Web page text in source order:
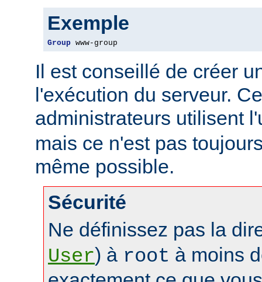
Exemple
Group www-group
Il est conseillé de créer
l'exécution du serveur.
administrateurs utilisent
mais ce n'est pas
même possible.
Sécurité
Ne définissez pas la
User) à root à moins